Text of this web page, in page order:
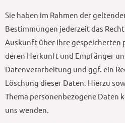
Sie haben im Rahmen der
Bestimmungen jederzeit das
Auskunft über Ihre gespeicherten
deren Herkunft und Empfänger
Datenverarbeitung und ggf. ein
Löschung dieser Daten. Hierzu
Thema personenbezogene Daten
uns wenden.